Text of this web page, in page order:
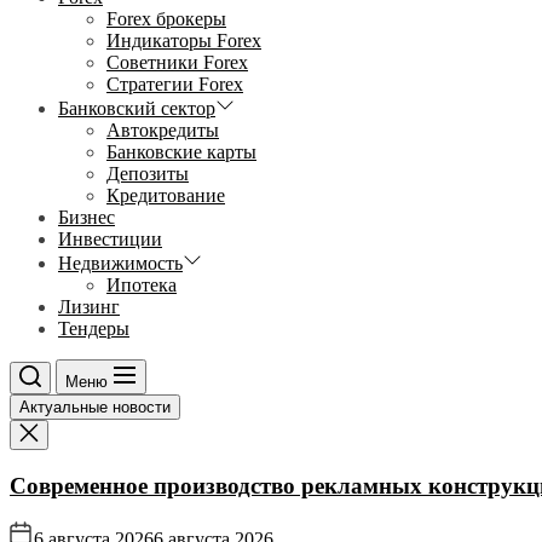
Forex брокеры
Индикаторы Forex
Советники Forex
Стратегии Forex
Банковский сектор
Автокредиты
Банковские карты
Депозиты
Кредитование
Бизнес
Инвестиции
Недвижимость
Ипотека
Лизинг
Тендеры
Меню
Актуальные новости
Современное производство рекламных